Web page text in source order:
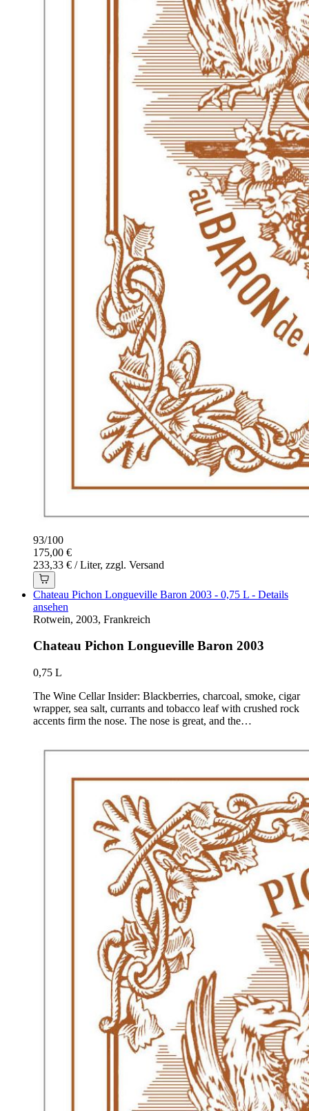
93/100
175,00 €
233,33 € / Liter, zzgl. Versand
Chateau Pichon Longueville Baron 2003 - 0,75 L - Details
ansehen
Rotwein, 2003, Frankreich
Chateau Pichon Longueville Baron 2003
0,75 L
The Wine Cellar Insider: Blackberries, charcoal, smoke, cigar
wrapper, sea salt, currants and tobacco leaf with crushed rock
accents firm the nose. The nose is great, and the…